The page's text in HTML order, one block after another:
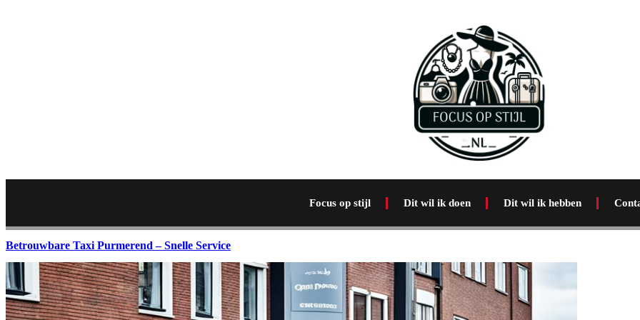
Focus op stijl Dit wil ik doen Dit wil ik hebben
Betrouwbare Taxi Purmerend – Snelle Service